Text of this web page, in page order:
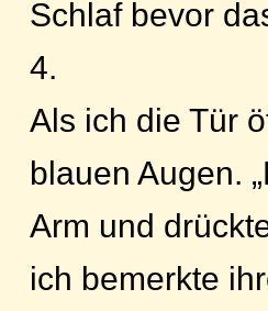
Schlaf bevor
4.
Als ich die Tür
blauen Augen.
Arm und
ich bemerkte